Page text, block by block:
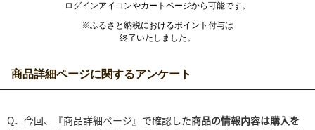
ログインアイコンやカートページから可能です。
※ふるさと納税におけるポイント付与は
終了いたしました。
商品詳細ページに関するアンケート